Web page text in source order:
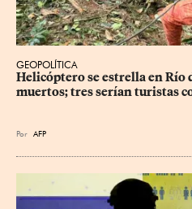
GEOPOLÍTICA
Helicóptero se estrella en Río
muertos; tres serían turistas
Por AFP